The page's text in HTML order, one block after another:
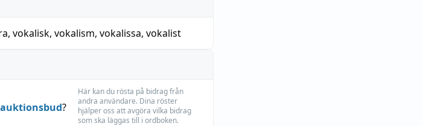
, vokalisk, vokalism, vokalissa, vokalist
auktionsbud?
Här kan du rösta på bidrag från
andra användare. Dina röster
hjälper oss att avgöra vilka bidrag
som ska läggas till i ordboken.